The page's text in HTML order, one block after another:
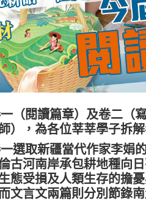
（閱讀篇章）及卷二（
），為各位莘莘學子拆
選取新疆當代作家李娟
古河南岸承包耕地種向
態受損及人類生存的擔
文言文兩篇則分別節錄